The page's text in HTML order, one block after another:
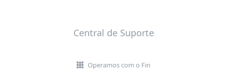
Central de Suporte
Operamos com o Fin